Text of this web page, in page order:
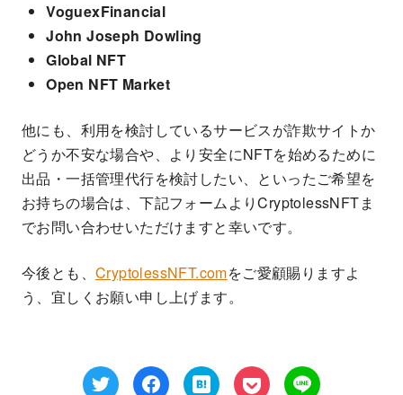
VoguexFinancial
John Joseph Dowling
Global NFT
Open NFT Market
他にも、利用を検討しているサービスが詐欺サイトか
どうか不安な場合や、より安全にNFTを始めるために
出品・一括管理代行を検討したい、といったご希望を
お持ちの場合は、下記フォームよりCryptolessNFTま
でお問い合わせいただけますと幸いです。
今後とも、 CryptolessNFT.comをご愛顧賜りますよ
う、宜しくお願い申し上げます。